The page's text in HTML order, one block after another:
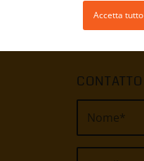
Accetta tutto
CONTATTO